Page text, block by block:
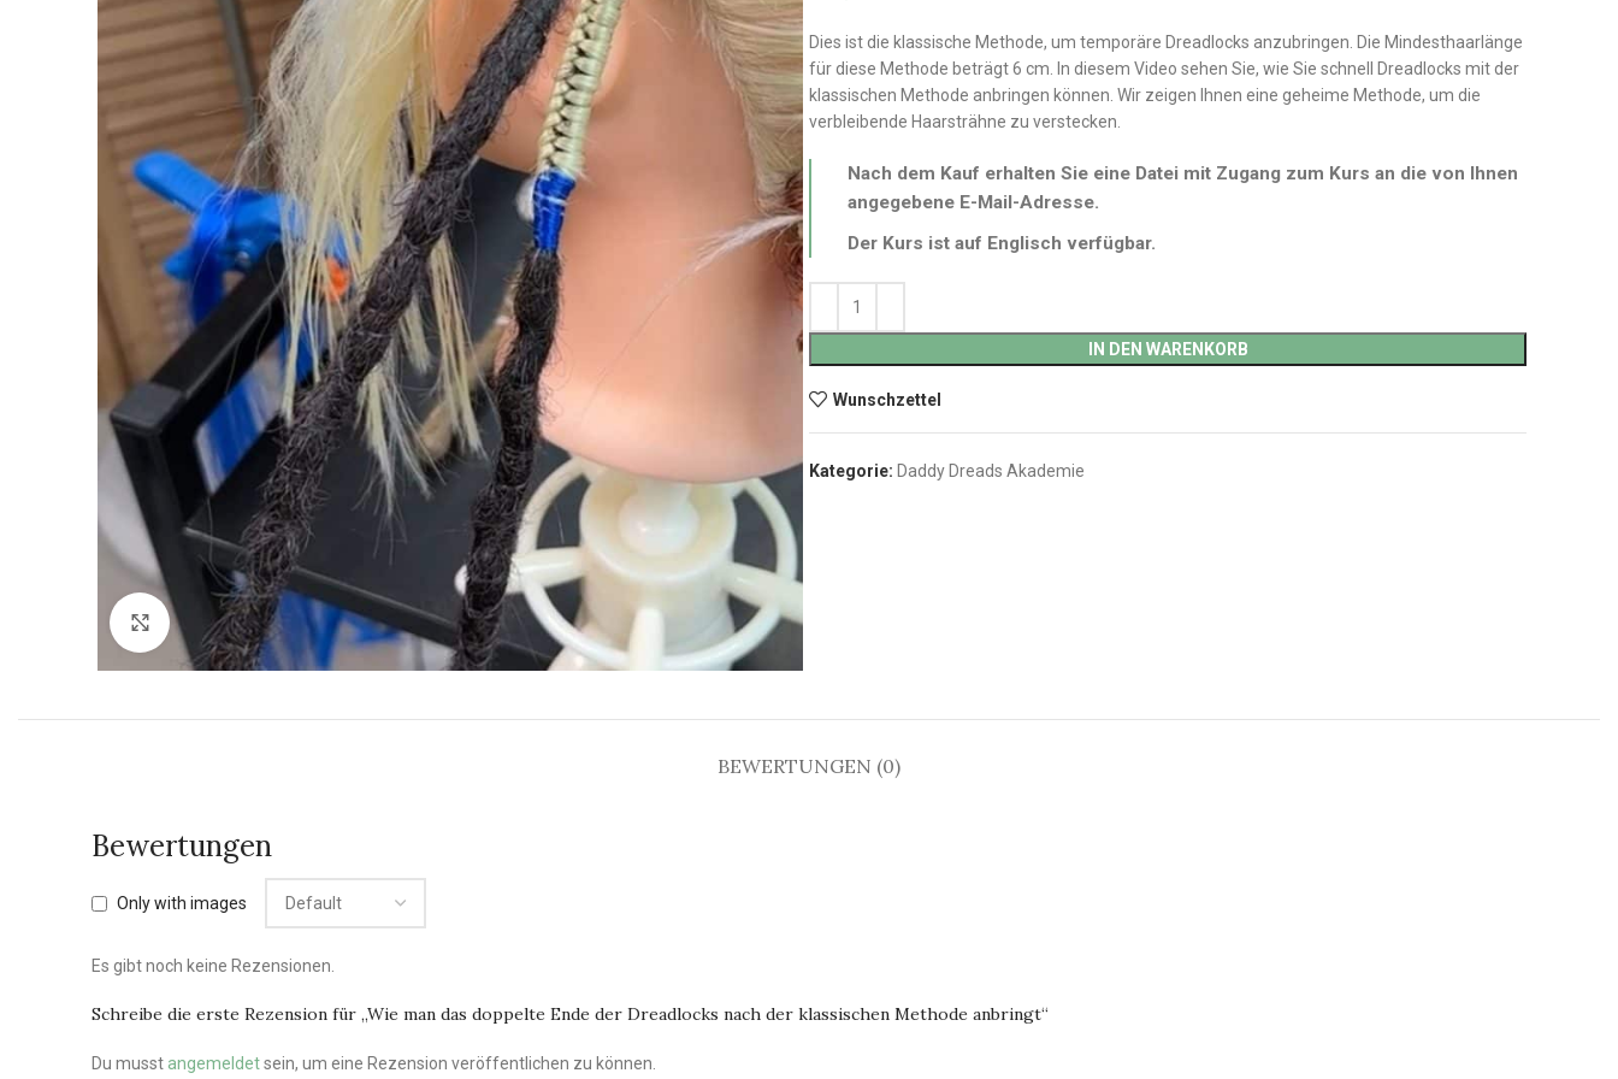
Vergrößern
Dies ist die klassische Methode, um temporäre Dreadlocks anzubringen. Die Mindesthaarlänge
für diese Methode beträgt 6 cm. In diesem Video sehen Sie, wie Sie schnell Dreadlocks mit der
klassischen Methode anbringen können. Wir zeigen Ihnen eine geheime Methode, um die
verbleibende Haarsträhne zu verstecken.
Nach dem Kauf erhalten Sie eine Datei mit Zugang zum Kurs an die von Ihnen
angegebene E-Mail-Adresse.
Der Kurs ist auf Englisch verfügbar.
IN DEN WARENKORB
Wunschzettel
Kategorie: Daddy Dreads Akademie
BEWERTUNGEN (0)
Bewertungen
Only with images
Es gibt noch keine Rezensionen.
Schreibe die erste Rezension für „Wie man das doppelte Ende der Dreadlocks nach der klassischen Methode anbringt“
Du musst angemeldetsein, um eine Rezension veröffentlichen zu können.